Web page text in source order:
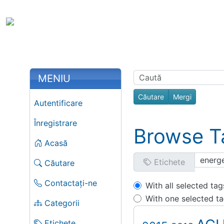
Related
Browse
Etichete
With all selected
With one selected
More content and
MENIU
Autentificare
Înregistrare
Acasă
Căutare
Contactați-ne
Categorii